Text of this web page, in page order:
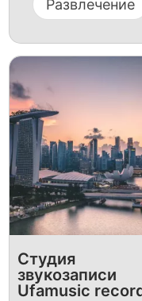
Развлечение
Студия
звукозаписи
Ufamusic